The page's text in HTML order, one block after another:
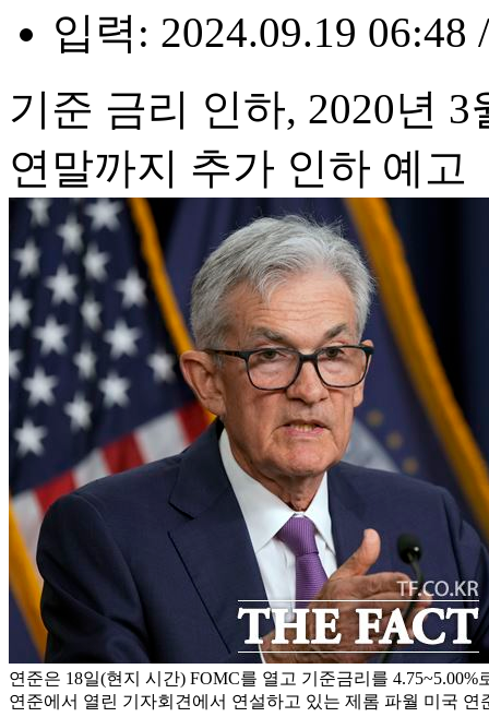
입력: 2024.09.19 06:48
기준 금리 인하, 2020년 3
연말까지 추가 인하 예고
연준은 18일(현지 시간) FOMC를 열고 기준금리를
연준에서 열린 기자회견에서 연설하고 있는 제롬 파월 미국 연